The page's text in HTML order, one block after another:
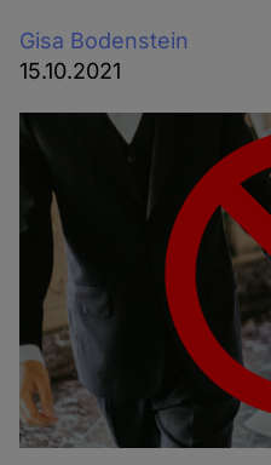
Gisa Bodenstein
15.10.2021